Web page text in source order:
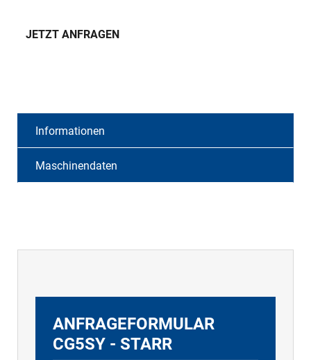
JETZT ANFRAGEN
Informationen
Maschinendaten
ANFRAGEFORMULAR
CG5SY - STARR